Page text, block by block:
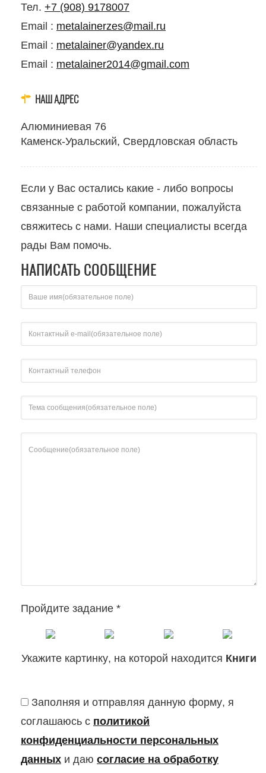
Тел. +7 (908) 9178007
Email : metalainerzes@mail.ru
Email : metalainer@yandex.ru
Email : metalainer2014@gmail.com
НАШ АДРЕС
Алюминиевая 76
Каменск-Уральский, Свердловская область
Если у Вас остались какие - либо вопросы
связанные с работой компании, пожалуйста
свяжитесь с нами. Наши специалисты всегда
рады Вам помочь.
НАПИСАТЬ СООБЩЕНИЕ
Пройдите задание *
Укажите картинку, на которой находится Книги
Заполняя и отправляя данную форму, я
соглашаюсь с политикой
конфиденциальности персональных
данных и даю согласие на обработку